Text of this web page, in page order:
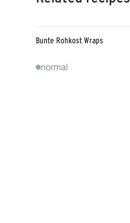
Bunte Rohkost Wraps
normal